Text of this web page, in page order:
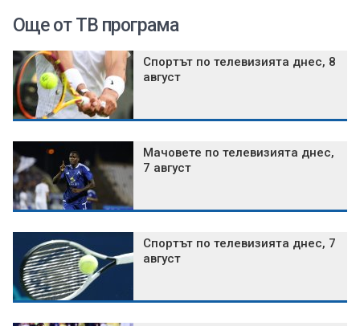
Още от ТВ програма
Спортът по телевизията днес, 8
август
Мачовете по телевизията днес,
7 август
Спортът по телевизията днес, 7
август